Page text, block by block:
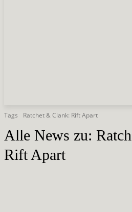
Tags Ratchet & Clank: Rift Apart
Alle News zu:
Rift Apart